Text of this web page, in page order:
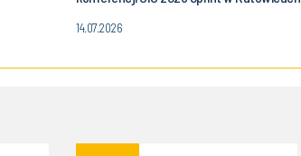
14.07.2026